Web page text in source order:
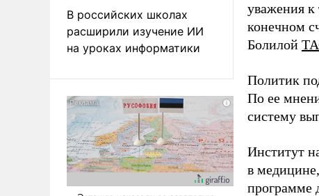
В российских школах
расширили изучение ИИ
на уроках информатики
уважения к
конечном
Болилой
Политик
По ее
систему
Институт
в
программе